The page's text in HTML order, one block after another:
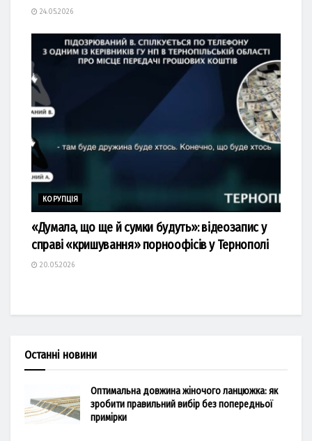
24.05.2026
КОРУПЦІЯ
«Думала, що ще й сумки будуть»: відеозапис у
справі «кришування» порноофісів у Тернополі
20.05.2026
Останні новини
Оптимальна довжина жіночого ланцюжка: як
зробити правильний вибір без попередньої
примірки